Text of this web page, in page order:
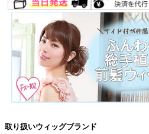
取り扱いウィッグブランド